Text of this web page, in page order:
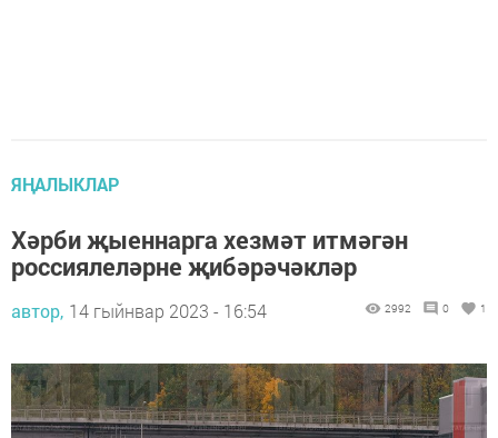
ЯҢАЛЫКЛАР
Хәрби җыеннарга хезмәт итмәгән
россиялеләрне җибәрәчәкләр
автор, 14 гыйнвар 2023 - 16:54 2992 0 1